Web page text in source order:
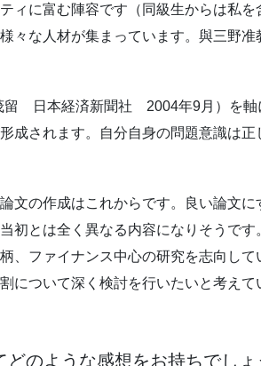
ィに富む陣容です（同級生からは私
々な人材が集まっています。與三野
留 日本経済新聞社 2004年9月）を
成されます。自分自身の問題意識は
文の作成はこれからです。良い論文
とは全く異なる内容になりそうで
、ファイナンス中心の研究を志向し
について深く検討を行いたいと考え
のような感想をお持ちでしょ